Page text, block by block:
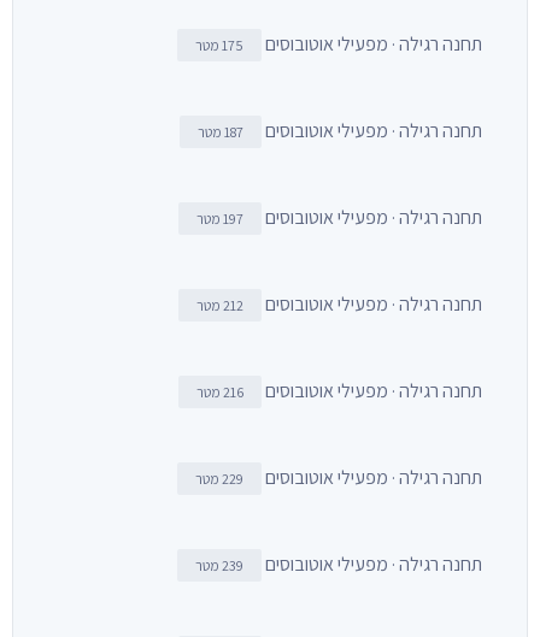
תחנה רגילה · מפעילי אוטובוסים 175 מטר
תחנה רגילה · מפעילי אוטובוסים 187 מטר
תחנה רגילה · מפעילי אוטובוסים 197 מטר
תחנה רגילה · מפעילי אוטובוסים 212 מטר
תחנה רגילה · מפעילי אוטובוסים 216 מטר
תחנה רגילה · מפעילי אוטובוסים 229 מטר
תחנה רגילה · מפעילי אוטובוסים 239 מטר